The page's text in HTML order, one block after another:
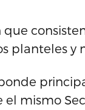
planteles y
mismo